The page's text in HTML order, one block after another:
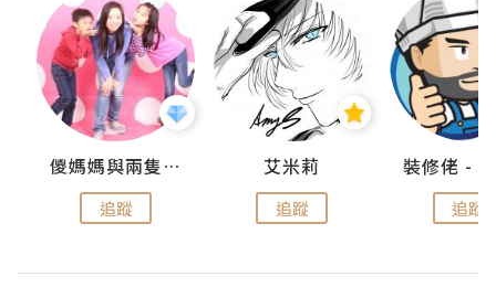
儍媽媽與兩隻小魔怪之家
追蹤
艾米莉
追蹤 追蹤